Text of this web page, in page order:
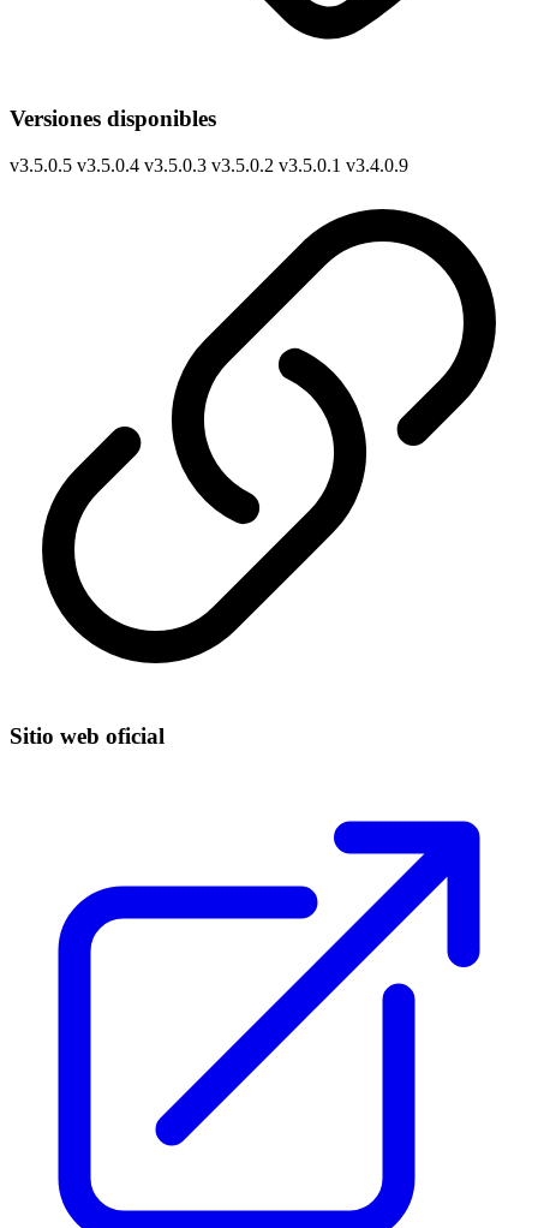
Versiones disponibles
v3.5.0.5 v3.5.0.4 v3.5.0.3 v3.5.0.2 v3.5.0.1 v3.4.0.9
Sitio web oficial